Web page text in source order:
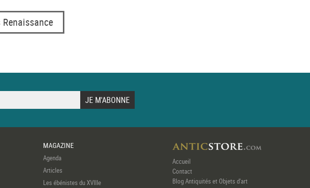
MAGAZINE
Agenda
Articles
Les ébénistes du XVIIIe
Accueil
Contact
Blog Antiquités et Objets d'art